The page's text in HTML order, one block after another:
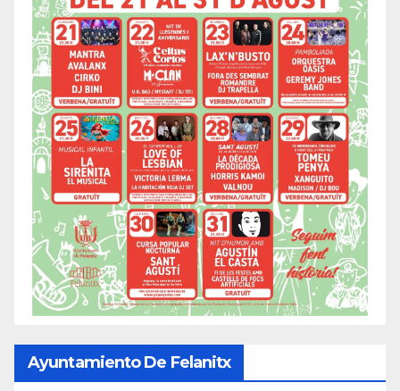
Ayuntamiento De Felanitx